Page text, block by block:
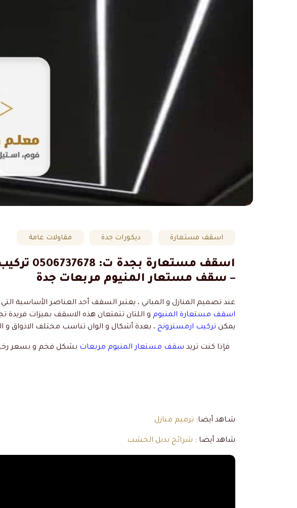
اسقف مستعارة ديكورات جدة مقاولات عامة
اسقف
– سقف مستعار المنيوم مربعات جدة
عند تصميم المنازل و المباني ، يعتبر السقف أحد العناصر الأساسية
اسقف مستعارة المنيوم و اللتان تتمتعان هذه الاسقف بميزات فريدة
يمكن تركيب ارمسترونج ، بعدة أشكال و الوان تناسب مختلف الاذواق و
فإذا كنت تريد سقف مستعار المنيوم مربعات بشكل فخم و بسعر
شـاهد أيضا: ترميم منازل
شاهد أيضا : شرائح بديل الخشب